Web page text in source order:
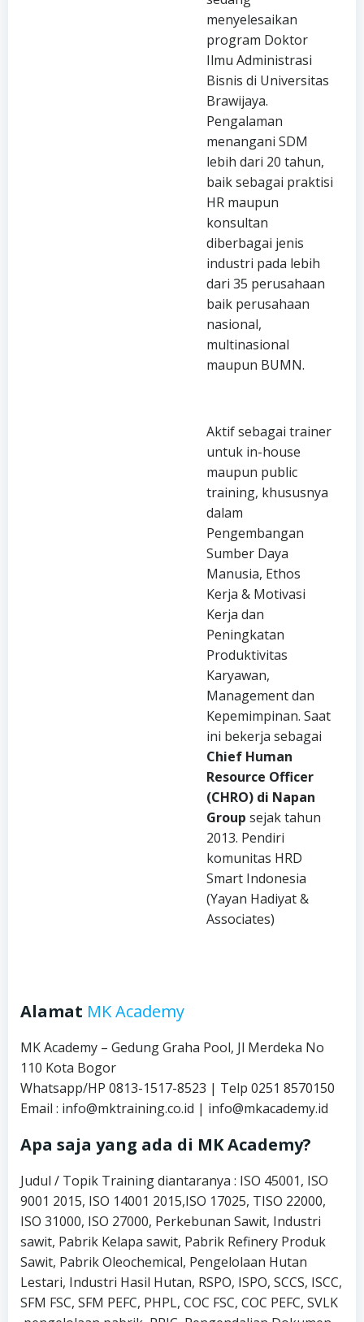
menyelesaikan
program Doktor
Ilmu Administrasi
Bisnis di Universitas
Brawijaya.
Pengalaman
menangani SDM
lebih dari 20 tahun,
baik sebagai praktisi
HR maupun
konsultan
diberbagai jenis
industri pada lebih
dari 35 perusahaan
baik perusahaan
nasional,
multinasional
maupun BUMN.
Aktif sebagai trainer
untuk in-house
maupun public
training, khususnya
dalam
Pengembangan
Sumber Daya
Manusia, Ethos
Kerja & Motivasi
Kerja dan
Peningkatan
Produktivitas
Karyawan,
Management dan
Kepemimpinan. Saat
ini bekerja sebagai
Chief Human
Resource Officer
(CHRO) di Napan
Group sejak tahun
2013. Pendiri
komunitas HRD
Smart Indonesia
(Yayan Hadiyat &
Associates)
Alamat MK Academy
MK Academy – Gedung Graha Pool, Jl Merdeka No
110 Kota Bogor
Whatsapp/HP 0813-1517-8523 | Telp 0251 8570150
Email : info@mktraining.co.id | info@mkacademy.id
Apa saja yang ada di MK Academy?
Judul / Topik Training diantaranya : ISO 45001, ISO
9001 2015, ISO 14001 2015,ISO 17025, TISO 22000,
ISO 31000, ISO 27000, Perkebunan Sawit, Industri
sawit, Pabrik Kelapa sawit, Pabrik Refinery Produk
Sawit, Pabrik Oleochemical, Pengelolaan Hutan
Lestari, Industri Hasil Hutan, RSPO, ISPO, SCCS, ISCC,
SFM FSC, SFM PEFC, PHPL, COC FSC, COC PEFC, SVLK